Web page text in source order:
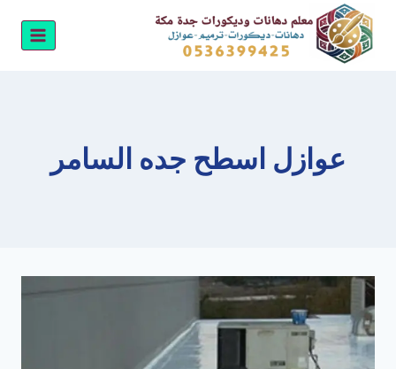
التجاوز
المحتوى
عوازل اسطح جده السامر